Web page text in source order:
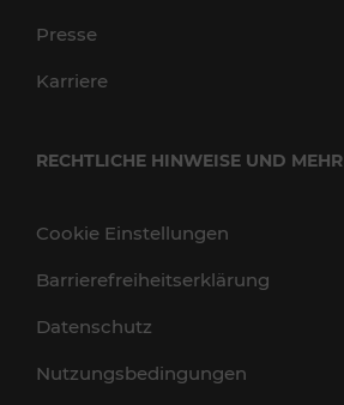
Presse
Karriere
RECHTLICHE HINWEISE UND MEHR
Cookie Einstellungen
Barrierefreiheitserklärung
Datenschutz
Nutzungsbedingungen